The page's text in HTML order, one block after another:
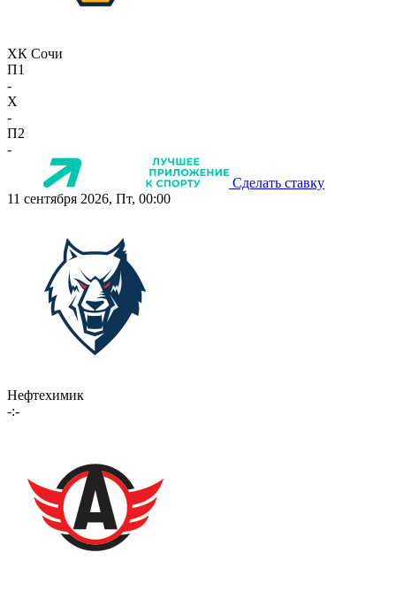
ХК Сочи
П1
-
X
-
П2
-
Сделать ставку
11 сентября 2026, Пт, 00:00
Нефтехимик
-:-